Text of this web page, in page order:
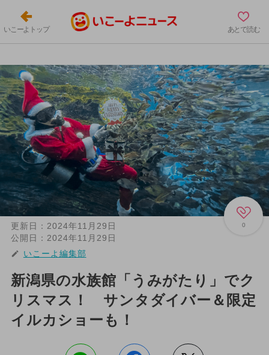
いこーよトップ あとで読む
0
更新日： 2024年11月29日
公開日： 2024年11月29日
いこーよ編集部
新潟県の水族館「うみがたり」でク
リスマス！ サンタダイバー＆限定
イルカショーも！